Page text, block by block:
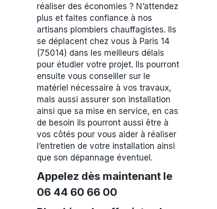
réaliser des économies ? N’attendez
plus et faites confiance à nos
artisans plombiers chauffagistes. Ils
se déplacent chez vous à Paris 14
(75014) dans les meilleurs délais
pour étudier votre projet. Ils pourront
ensuite vous conseiller sur le
matériel nécessaire à vos travaux,
mais aussi assurer son installation
ainsi que sa mise en service, en cas
de besoin ils pourront aussi être à
vos côtés pour vous aider à réaliser
l’entretien de votre installation ainsi
que son dépannage éventuel.
Appelez dès maintenant le
06 44 60 66 00